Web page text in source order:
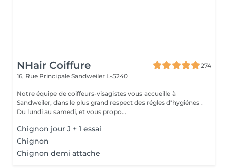
NHair Coiffure
274
16, Rue Principale Sandweiler L-5240
Notre équipe de coiffeurs-visagistes vous accueille à
Sandweiler, dans le plus grand respect des régles d'hygiénes .
Du lundi au samedi, et vous propo...
Chignon jour J + 1 essai
Chignon
Chignon demi attache